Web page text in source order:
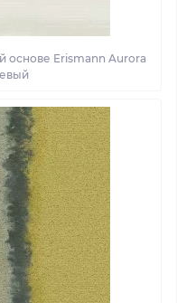
основе Erismann Aurora